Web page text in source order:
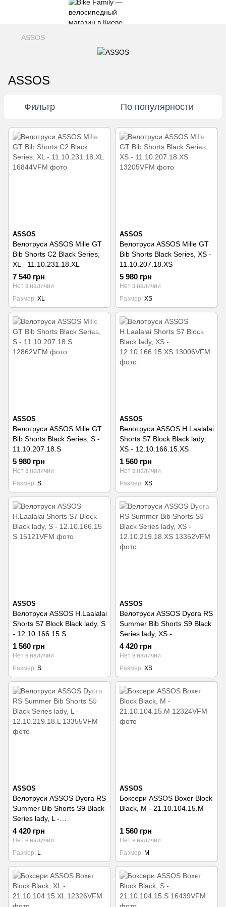
ASSOS
ASSOS
Фильтр По популярности
ASSOS
Велотруси ASSOS Mille GT
Bib Shorts C2 Black Series,
XL - 11.10.231.18.XL
7 540 грн
Нет в наличии
Размер XL
ASSOS
Велотруси ASSOS Mille GT
Bib Shorts Black Series, XS -
11.10.207.18.XS
5 980 грн
Нет в наличии
Размер XS
ASSOS
Велотруси ASSOS Mille GT
Bib Shorts Black Series, S -
11.10.207.18.S
5 980 грн
Нет в наличии
Размер S
ASSOS
Велотруси ASSOS H.Laalalai
Shorts S7 Block Black lady,
XS - 12.10.166.15.XS
1 560 грн
Нет в наличии
Размер XS
ASSOS
Велотруси ASSOS H.Laalalai
Shorts S7 Block Black lady, S
- 12.10.166.15 S
1 560 грн
Нет в наличии
Размер S
ASSOS
Велотруси ASSOS Dyora RS
Summer Bib Shorts S9 Black
Series lady, XS -
12.10.219.18.XS
4 420 грн
Нет в наличии
Размер XS
ASSOS
Велотруси ASSOS Dyora RS
Summer Bib Shorts S9 Black
Series lady, L -
12.10.219.18.L
4 420 грн
Нет в наличии
Размер
L
ASSOS
Боксери ASSOS Boxer Block
Black, M - 21.10.104.15.M
1 560 грн
Нет в наличии
Размер
M